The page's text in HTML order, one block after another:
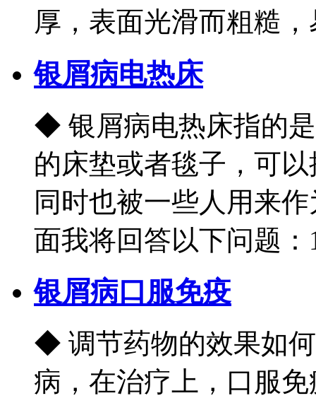
厚，表面光滑而粗糙，
银屑病电热床
◆ 银屑病电热床指的
的床垫或者毯子，可
同时也被一些人用来
面我将回答以下问题：
银屑病口服免疫
◆ 调节药物的效果如
病，在治疗上，口服